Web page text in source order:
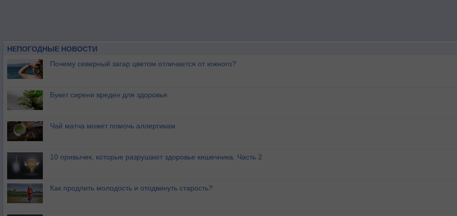
НЕПОГОДНЫЕ НОВОСТИ
Почему северный загар цветом отличается от южного?
Букет сирени вреден для здоровья
Чай матча может помочь аллергикам
10 привычек, которые разрушают здоровье кишечника. Часть 2
Как продлить молодость и отодвинуть старость?